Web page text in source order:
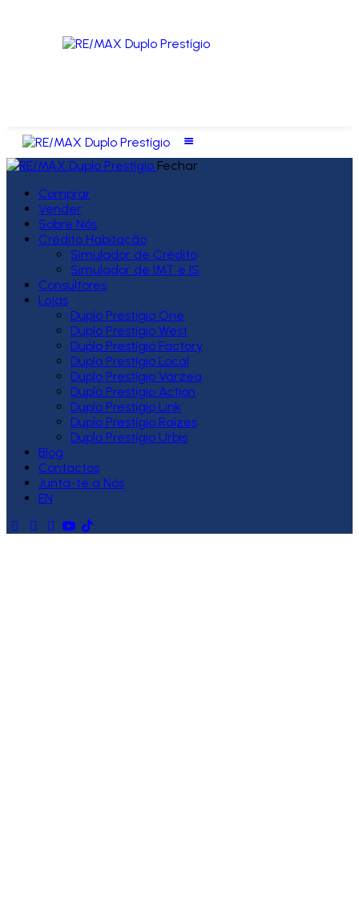
Fechar
Comprar
Vender
Sobre Nós
Crédito Habitação
Simulador de Crédito
Simulador de IMT e IS
Consultores
Lojas
Duplo Prestígio One
Duplo Prestígio West
Duplo Prestígio Factory
Duplo Prestígio Local
Duplo Prestígio Várzea
Duplo Prestígio Action
Duplo Prestígio Link
Duplo Prestígio Raízes
Duplo Prestígio Urbis
Blog
Contactos
Junta-te a Nós
EN